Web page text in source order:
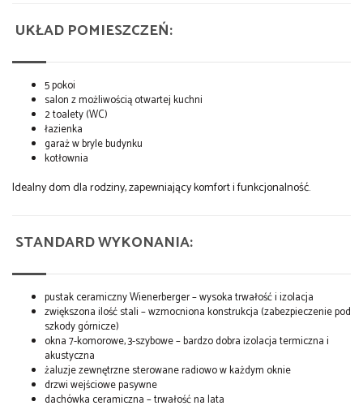
UKŁAD POMIESZCZEŃ:
5 pokoi
salon z możliwością otwartej kuchni
2 toalety (WC)
łazienka
garaż w bryle budynku
kotłownia
Idealny dom dla rodziny, zapewniający komfort i funkcjonalność.
STANDARD WYKONANIA:
pustak ceramiczny Wienerberger – wysoka trwałość i izolacja
zwiększona ilość stali – wzmocniona konstrukcja (zabezpieczenie pod
szkody górnicze)
okna 7-komorowe, 3-szybowe – bardzo dobra izolacja termiczna i
akustyczna
żaluzje zewnętrzne sterowane radiowo w każdym oknie
drzwi wejściowe pasywne
dachówka ceramiczna – trwałość na lata